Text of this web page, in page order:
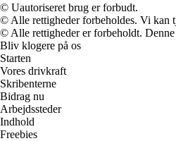
© Uautoriseret brug er forbudt.
© Alle rettigheder forbeholdes. Vi kan
© Alle rettigheder er forbeholdt.
Bliv klogere på os
Starten
Vores drivkraft
Skribenterne
Bidrag nu
Arbejdssteder
Indhold
Freebies